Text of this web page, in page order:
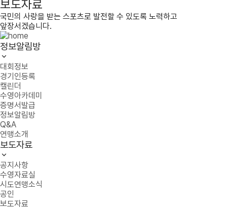
보도자료
국민의 사랑을 받는 스포츠로 발전할 수 있도록 노력하고
앞장서겠습니다.
정보알림방
대회정보
경기인등록
캘린더
수영아카데미
증명서발급
정보알림방
Q&A
연맹소개
보도자료
공지사항
수영자료실
시도연맹소식
공인
보도자료